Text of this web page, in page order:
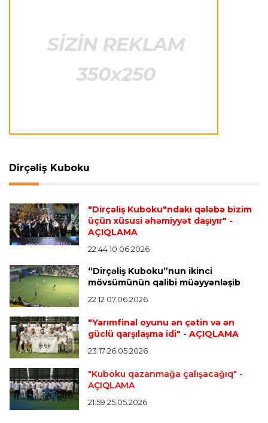
Lukaku ilə "Monako" arasında danışıqlar
Transfer 23:09 07.08.2026
hazırlaşır
"Real" argentinalı futbolçusunu "Fiorentina"ya
icarəyə göndərdi
Transfer 22:57 07.08.2026
"Qranada" Zinəddin Zidanın oğlu ilə yollarını
ayırdı
Transfer 22:54 07.08.2026
"Mançester Siti" argentinalı qapıçını transfer
edir
Offside 19:46 07.08.2026
Dirçəliş Kuboku
"Dirçəliş Kuboku"ndakı qələbə bizim
üçün xüsusi əhəmiyyət daşıyır" -
AÇIQLAMA
22:44 10.06.2026
“Dirçəliş Kuboku”nun ikinci
mövsümünün qalibi müəyyənləşib
22:12 07.06.2026
"Yarımfinal oyunu ən çətin və ən
güclü qarşılaşma idi" - AÇIQLAMA
23:17 26.05.2026
"Kuboku qazanmağa çalışacağıq" -
AÇIQLAMA
21:59 25.05.2026